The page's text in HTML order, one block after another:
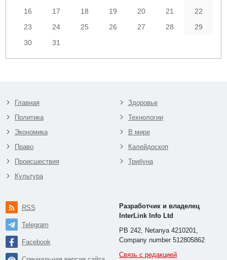
16
17 18 19 20 21
22
23
24 25 26 27 28
29
30
31
Главная
Политика
Экономика
Право
Происшествия
Культура
Здоровье
Технологии
В мире
Калейдоскоп
Трибуна
RSS
Telegram
Facebook
Разработчик и владелец
InterLink Info Ltd
PB 242, Netanya 4210201,
Company number 512805862
Связь с редакцией